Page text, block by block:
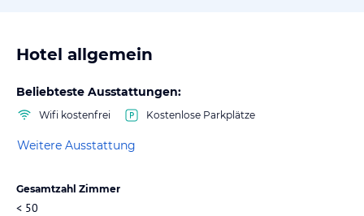
Hotel allgemein
Beliebteste Ausstattungen:
Wifi kostenfrei Kostenlose Parkplätze
Weitere Ausstattung
Gesamtzahl Zimmer
< 50